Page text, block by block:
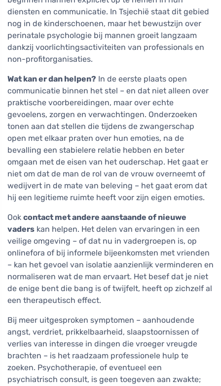
diensten en communicatie. In Tsjechië staat dit gebied
nog in de kinderschoenen, maar het bewustzijn over
perinatale psychologie bij mannen groeit langzaam
dankzij voorlichtingsactiviteiten van professionals en
non-profitorganisaties.
Wat kan er dan helpen? In de eerste plaats open
communicatie binnen het stel – en dat niet alleen over
praktische voorbereidingen, maar over echte
gevoelens, zorgen en verwachtingen. Onderzoeken
tonen aan dat stellen die tijdens de zwangerschap
open met elkaar praten over hun emoties, na de
bevalling een stabielere relatie hebben en beter
omgaan met de eisen van het ouderschap. Het gaat er
niet om dat de man de rol van de vrouw overneemt of
wedijvert in de mate van beleving – het gaat erom dat
hij een legitieme ruimte heeft voor zijn eigen emoties.
Ook contact met andere aanstaande of nieuwe
vaders kan helpen. Het delen van ervaringen in een
veilige omgeving – of dat nu in vadergroepen is, op
onlinefora of bij informele bijeenkomsten met vrienden
– kan het gevoel van isolatie aanzienlijk verminderen en
normaliseren wat de man ervaart. Het besef dat je niet
de enige bent die bang is of twijfelt, heeft op zichzelf al
een therapeutisch effect.
Bij meer uitgesproken symptomen – aanhoudende
angst, verdriet, prikkelbaarheid, slaapstoornissen of
verlies van interesse in dingen die vroeger vreugde
brachten – is het raadzaam professionele hulp te
zoeken. Psychotherapie, of eventueel een
psychiatrisch consult, is geen toegeven aan zwakte;